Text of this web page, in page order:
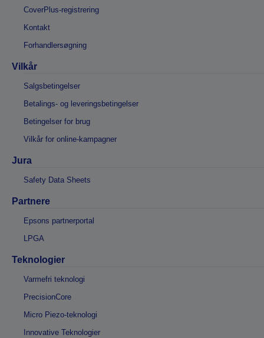
CoverPlus-registrering
Kontakt
Forhandlersøgning
Vilkår
Salgsbetingelser
Betalings- og leveringsbetingelser
Betingelser for brug
Vilkår for online-kampagner
Jura
Safety Data Sheets
Partnere
Epsons partnerportal
LPGA
Teknologier
Varmefri teknologi
PrecisionCore
Micro Piezo-teknologi
Innovative Teknologier